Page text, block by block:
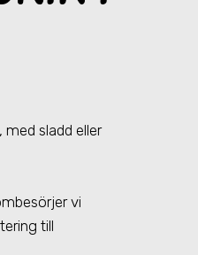
med sladd eller
vi
till